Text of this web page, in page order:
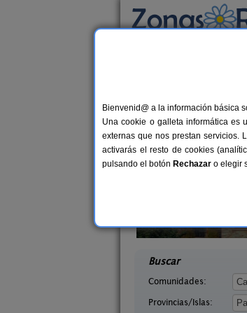
Casas
30 €
Buscar
Comunidades:
Provincias/Islas:
Bienvenid@ a la información básica
Una cookie o galleta informática es
externas que nos prestan servicios.
activarás el resto de cookies
pulsando el botón Rechazar o elegir